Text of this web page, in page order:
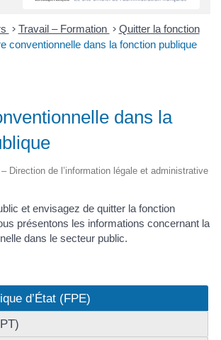
> Travail – Formation > Quitter la fonction
conventionnelle dans la fonction publique
dans la
Direction de l’information légale et administrative
et envisagez de quitter la fonction
présentons les informations concernant la
dans le secteur public.
d’État (FPE)